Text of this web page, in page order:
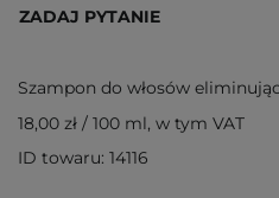
ZADAJ PYTANIE
Szampon do włosów
18,00 zł / 100 ml, w tym VAT
ID towaru: 14116